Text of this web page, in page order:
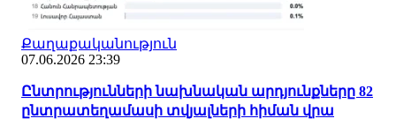
Քաղաքականություն
07.06.2026 23:39
Ընտրությունների նախնական արդյունքները 82
ընտրատեղամասի տվյալների հիման վրա